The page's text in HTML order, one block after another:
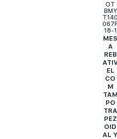
OT
BMY
18-1
A
REB
EL
CO
M
PO
TRA
PEZ
OID
AL